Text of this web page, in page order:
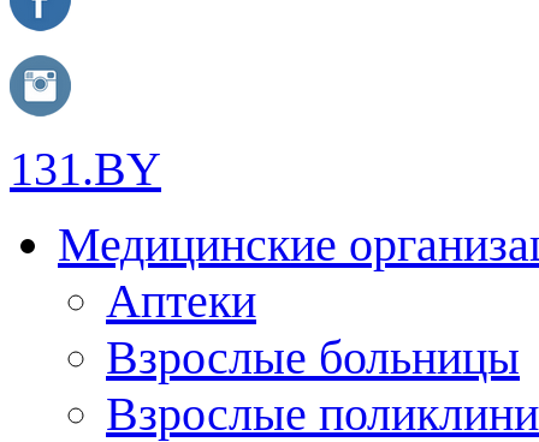
131.BY
Медицинские
Аптеки
Взрослые больницы
Взрослые